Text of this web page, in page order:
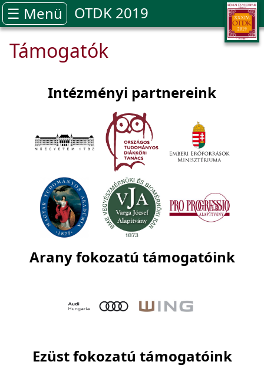
☰ Menü OTDK 2019
Támogatók
Intézményi partnereink
Arany fokozatú támogatóink
Ezüst fokozatú támogatóink